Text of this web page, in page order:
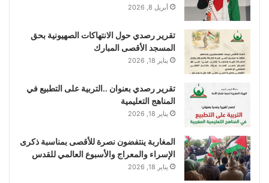
أبريل 8, 2026
تقرير رصدي حول الانتهاكات الصهيونية بحق
المسجد الأقصى المبارك
يناير 18, 2026
تقرير رصدي بعنوان ..التربية على التطبيع في
المناهج التعليمية
يناير 18, 2026
المغاربة ينتفضون نصرة للأقصى بمناسبة ذكرى
الإسراء والمعراج والأسبوع العالمي للقدس
يناير 18, 2026